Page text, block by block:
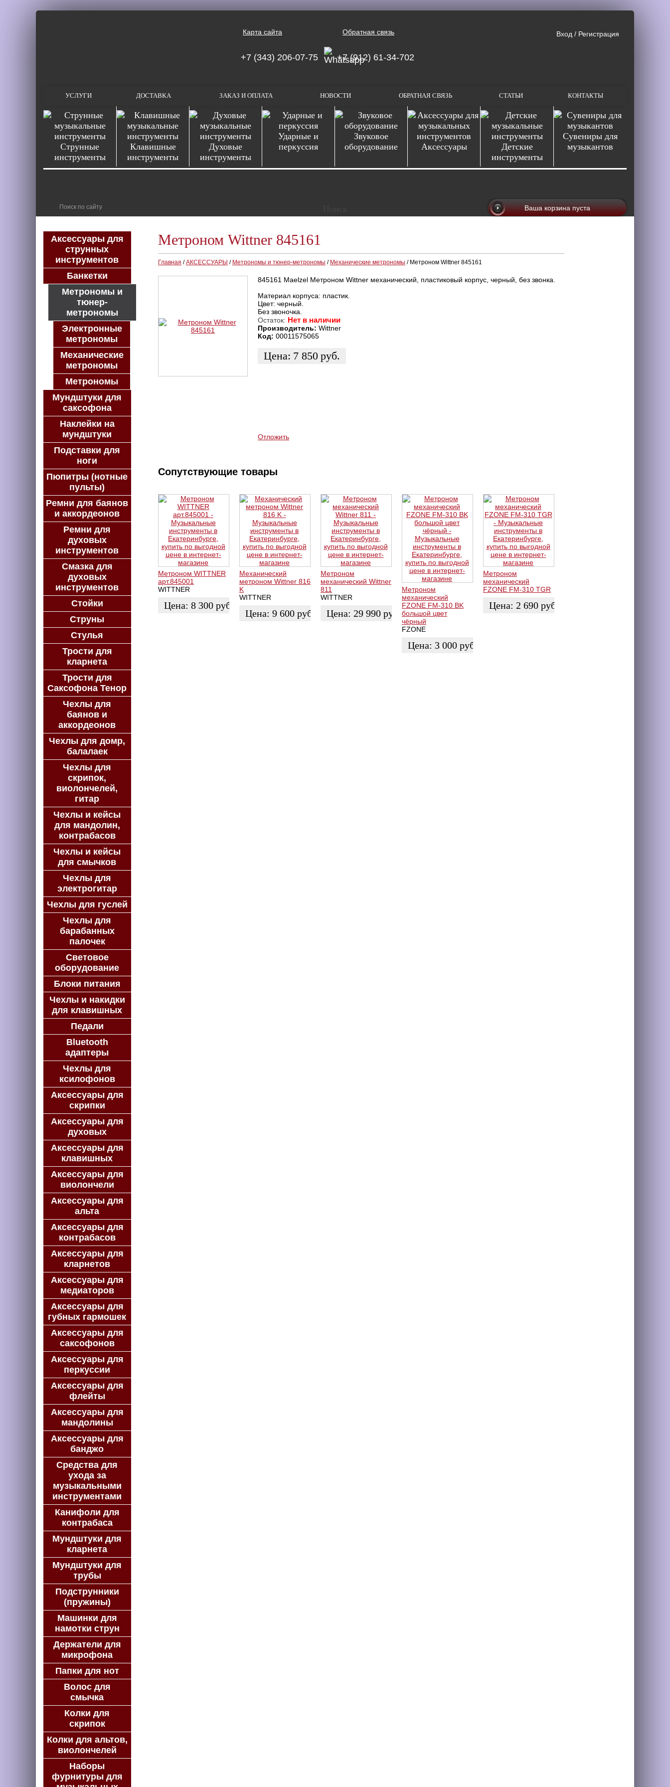
Карта сайта Обратная связь Вход / Регистрация
+7 (343) 206-07-75 +7 (912) 61-34-702
УСЛУГИ ДОСТАВКА ЗАКАЗ И ОПЛАТА НОВОСТИ ОБРАТНАЯ СВЯЗЬ СТАТЬИ КОНТАКТЫ
Струнные
инструменты
Клавишные
инструменты
Духовые
инструменты
Ударные и
перкуссия
Звуковое
оборудование
Аксессуары
Детские
инструменты
Сувениры для
музыкантов
Ваша корзина пуста
Метроном Wittner 845161
Главная /АКСЕССУАРЫ / Метрономы и тюнер-метрономы / Механические метрономы / Метроном Wittner 845161
845161 Maelzel Метроном Wittner механический, пластиковый корпус, черный, без звонка.
Материал корпуса: пластик.
Цвет: черный.
Без звоночка.
Остаток: Нет в наличии
Производитель: Wittner
Код: 00011575065
Цена: 7 850 руб.
Отложить
Сопутствующие товары
Метроном WITTNER
арт.845001
WITTNER
Цена: 8 300 руб.
Механический
метроном Wittner 816
K
WITTNER
Цена: 9 600 руб.
Метроном
механический Wittner
811
WITTNER
Цена: 29 990 руб.
Метроном
механический
FZONE FM-310 BK
большой цвет
чёрный
FZONE
Цена: 3 000 руб.
Метроном
механический
FZONE FM-310 TGR
Цена: 2 690 руб.
Аксессуары для
струнных
инструментов
Банкетки
Метрономы и
тюнер-
метрономы
Электронные
метрономы
Механические
метрономы
Метрономы
Мундштуки для
саксофона
Наклейки на
мундштуки
Подставки для
ноги
Пюпитры (нотные
пульты)
Ремни для баянов
и аккордеонов
Ремни для
духовых
инструментов
Смазка для
духовых
инструментов
Стойки
Струны
Стулья
Трости для
кларнета
Трости для
Саксофона Тенор
Чехлы для
баянов и
аккордеонов
Чехлы для домр,
балалаек
Чехлы для
скрипок,
виолончелей,
гитар
Чехлы и кейсы
для мандолин,
контрабасов
Чехлы и кейсы
для смычков
Чехлы для
электрогитар
Чехлы для гуслей
Чехлы для
барабанных
палочек
Световое
оборудование
Блоки питания
Чехлы и накидки
для клавишных
Педали
Bluetooth
адаптеры
Чехлы для
ксилофонов
Аксессуары для
скрипки
Аксессуары для
духовых
Аксессуары для
клавишных
Аксессуары для
виолончели
Аксессуары для
альта
Аксессуары для
контрабасов
Аксессуары для
кларнетов
Аксессуары для
медиаторов
Аксессуары для
губных гармошек
Аксессуары для
саксофонов
Аксессуары для
перкуссии
Аксессуары для
флейты
Аксессуары для
мандолины
Аксессуары для
банджо
Средства для
ухода за
музыкальными
инструментами
Канифоли для
контрабаса
Мундштуки для
кларнета
Мундштуки для
трубы
Подструнники
(пружины)
Машинки для
намотки струн
Держатели для
микрофона
Папки для нот
Волос для
смычка
Колки для
скрипок
Колки для альтов,
виолончелей
Наборы
фурнитуры для